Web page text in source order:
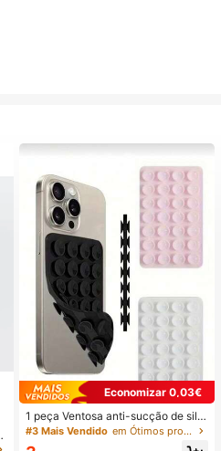
Economizar 0,03€
1 peça Ventosa anti-sucção de silic
one para telemóvel, 28 peças Vento
sas de silicone (almofadas de sucç
#3 Mais Vendido em Ótimos produtos para dormir Artigos essenciais